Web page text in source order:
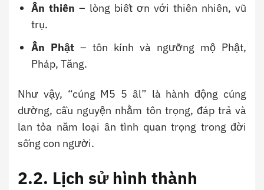
Ân thiên – lòng biết ơn với thiên nhiên, vũ
trụ.
Ân Phật – tôn kính và ngưỡng mộ Phật,
Pháp, Tăng.
Như vậy, “cúng M5 5 âl” là hành động cúng
dường, cầu nguyện nhằm tôn trọng, đáp trả và
lan tỏa năm loại ân tình quan trọng trong đời
sống con người.
2.2. Lịch sử hình thành